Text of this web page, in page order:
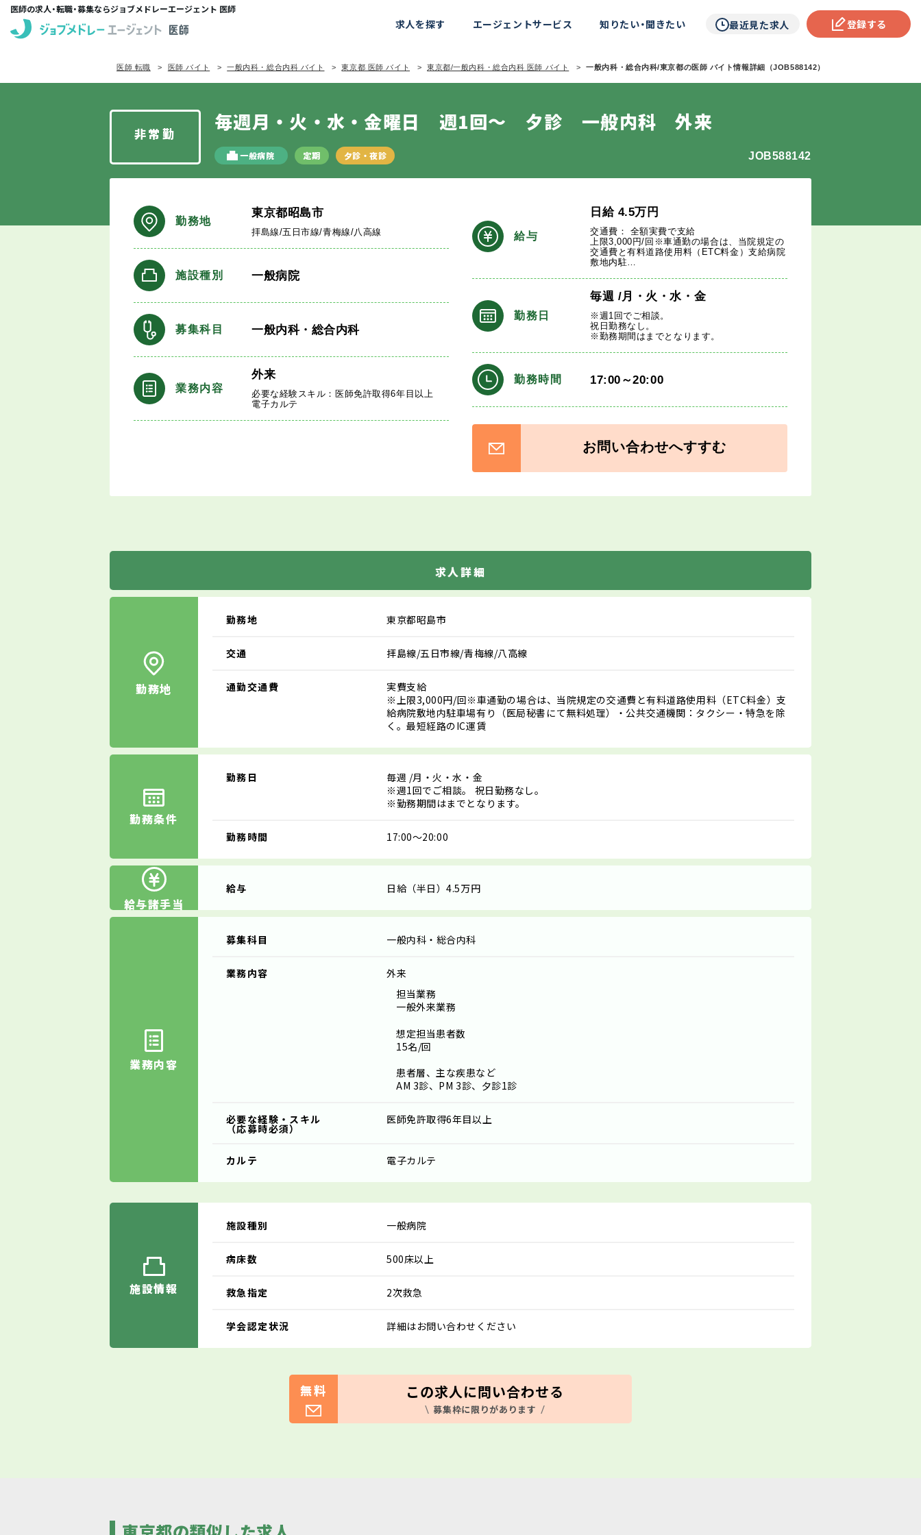
医師の求人・転職・募集ならジョブメドレーエージェント 医師
求人を探す エージェントサービス 知りたい・聞きたい 最近見た求人 登録する
医師 転職 医師 バイト 一般内科・総合内科 バイト 東京都 医師 バイト 東京都/一般内科・総合内科 医師 バイト 一般内科・総合内科/東京都の医師 バイト情報詳細（JOB588142）
非常勤 毎週月・火・水・金曜日 週1回～ 夕診 一般内科 外来
一般病院 定期 夕診・夜診 JOB588142
勤務地
東京都昭島市
拝島線/五日市線/青梅線/八高線
施設種別 一般病院
募集科目 一般内科・総合内科
業務内容
外来
必要な経験スキル：医師免許取得6年目以上
電子カルテ
給与
日給4.5万円
交通費： 全額実費で支給
上限3,000円/回※車通勤の場合は、当院規定の
交通費と有料道路使用料（ETC料金）支給病院
敷地内駐…
勤務日
毎週 /月・火・水・金
※週1回でご相談。
祝日勤務なし。
※勤務期間はまでとなります。
勤務時間 17:00～20:00
お問い合わせへすすむ
求人詳細
勤務地
勤務地 東京都昭島市
交通 拝島線/五日市線/青梅線/八高線
通勤交通費
実費支給
※上限3,000円/回※車通勤の場合は、当院規定の交通費と有料道路使用料（ETC料金）支
給病院敷地内駐車場有り（医局秘書にて無料処理）・公共交通機関：タクシー・特急を除
く。最短経路のIC運賃
勤務条件
勤務日 毎週 /月・火・水・金
※週1回でご相談。 祝日勤務なし。
※勤務期間はまでとなります。
勤務時間 17:00～20:00
給与諸手当
給与 日給（半日）4.5万円
業務内容
募集科目 一般内科・総合内科
業務内容
外来
担当業務
一般外来業務
想定担当患者数
15名/回
患者層、主な疾患など
AM 3診、PM 3診、夕診1診
必要な経験・スキル
（応募時必須）
医師免許取得6年目以上
カルテ 電子カルテ
施設情報
施設種別 一般病院
病床数 500床以上
救急指定 2次救急
学会認定状況 詳細はお問い合わせください
無料 この求人に問い合わせる
募集枠に限りがあります